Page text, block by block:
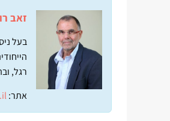
זאב
בעל
רגל,
אתר: